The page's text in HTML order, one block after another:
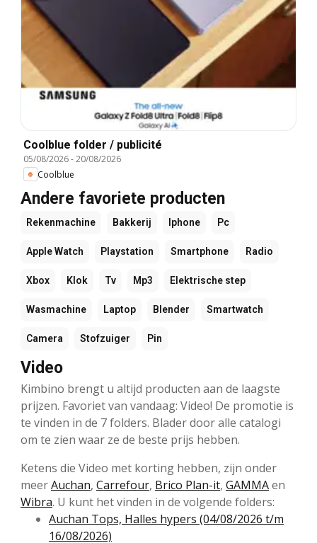
Coolblue folder / publicité
05/08/2026-20/08/2026
Coolblue
Andere favoriete producten
Rekenmachine Bakkerij Iphone Pc
Apple Watch Playstation Smartphone Radio
Xbox Klok Tv Mp3 Elektrische step
Wasmachine Laptop Blender Smartwatch
Camera Stofzuiger Pin
Video
Kimbino brengt u altijd producten aan de laagste
prijzen. Favoriet van vandaag: Video! De promotie is
te vinden in de 7 folders. Blader door alle catalogi
om te zien waar ze de beste prijs hebben.
Ketens die Video met korting hebben, zijn onder
meerAuchan, Carrefour, Brico Plan-it, GAMMAen
Wibra. U kunt het vinden in de volgende folders:
Auchan Tops, Halles hypers (04/08/2026 t/m
16/08/2026)